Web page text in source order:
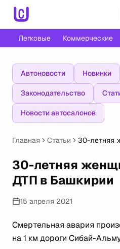
Легковые Коммерческие
Автоновости Новинки
Законодательство
Новости автосалонов
Главная Статьи
30-летняя
30-летняя
ДТП в Башкирии
15 апреля 2021
Смертельная авария
на 1 км дороги Сибай-